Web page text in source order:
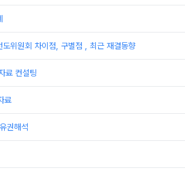
위원회 차이점, 구별점 , 최근 재결동향
료 컨설팅
료
권해석